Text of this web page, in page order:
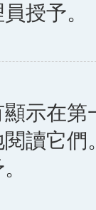
授予。
示在
讀它